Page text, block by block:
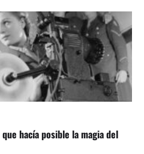
hacía posible la magia del